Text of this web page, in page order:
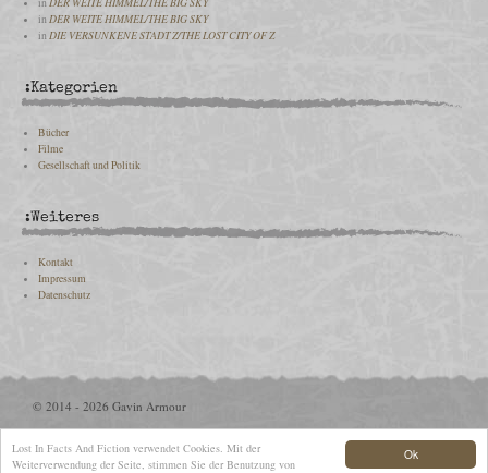
Ok
Lost In Facts And Fiction verwendet Cookies. Mit der
Weiterverwendung der Seite, stimmen Sie der Benutzung von
inDER WEITE HIMMEL/THE BIG SKY
in DIE VERSUNKENE STADT Z/THE LOST CITY OF Z
:Kategorien
Bücher
Filme
Gesellschaft und Politik
:Weiteres
Kontakt
Impressum
Datenschutz
© 2014 - 2026 Gavin Armour